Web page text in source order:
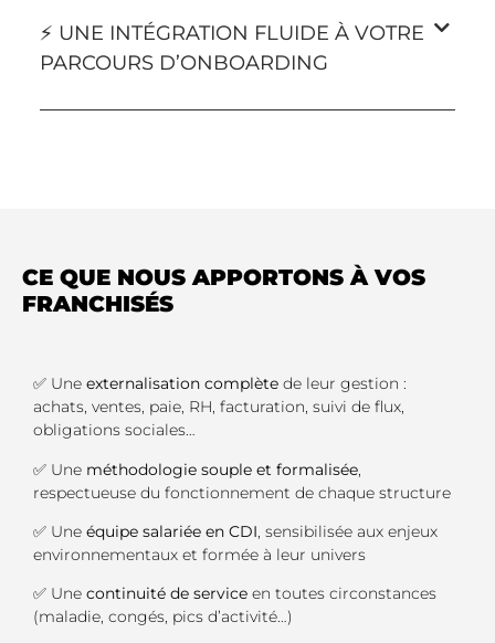
⚡ UNE INTÉGRATION FLUIDE À VOTRE
PARCOURS D’ONBOARDING
CE QUE NOUS APPORTONS À VOS
FRANCHISÉS
✅ Une externalisation complète de leur gestion :
achats, ventes, paie, RH, facturation, suivi de flux,
obligations sociales…
✅ Une méthodologie souple et formalisée
respectueuse du fonctionnement de chaque structure
✅ Une équipe salariée en CDI, sensibilisée aux enjeux
environnementaux et formée à leur univers
✅ Une continuité de service en toutes circonstances
(maladie, congés, pics d’activité…)